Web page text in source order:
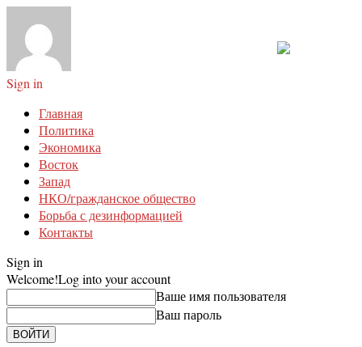
Sign in
Главная
Политика
Экономика
Восток
Запад
НКО/гражданское общество
Борьба с дезинформацией
Контакты
Sign in
Welcome!Log into your account
Ваше имя пользователя
Ваш пароль